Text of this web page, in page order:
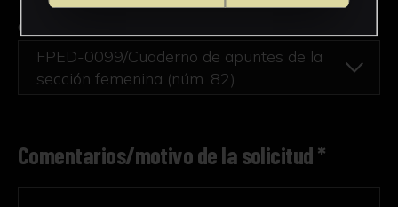
Obra en la que está interesado/a
FPED-0099/Cuaderno de apuntes de la
sección femenina (núm. 82)
Comentarios/motivo de la solicitud *